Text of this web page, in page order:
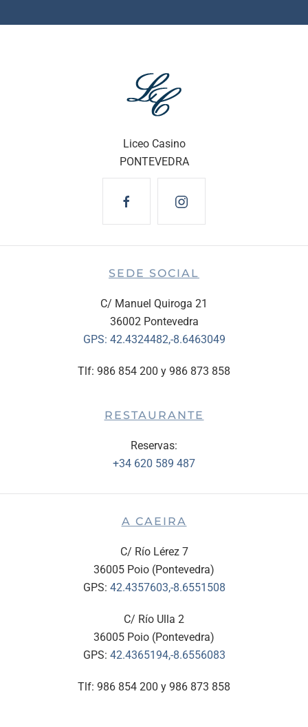
Liceo Casino
PONTEVEDRA
SEDE SOCIAL
C/ Manuel Quiroga 21
36002 Pontevedra
GPS: 42.4324482,-8.6463049
Tlf: 986 854 200 y 986 873 858
RESTAURANTE
Reservas:
+34 620 589 487
A CAEIRA
C/ Río Lérez 7
36005 Poio (Pontevedra)
GPS: 42.4357603,-8.6551508
C/ Río Ulla 2
36005 Poio (Pontevedra)
GPS: 42.4365194,-8.6556083
Tlf: 986 854 200 y 986 873 858